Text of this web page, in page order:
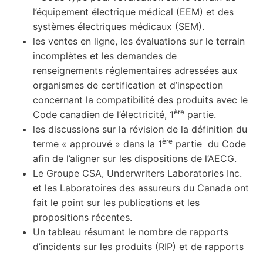
l’équipement électrique médical (EEM) et des
systèmes électriques médicaux (SEM).
les ventes en ligne, les évaluations sur le terrain
incomplètes et les demandes de
renseignements réglementaires adressées aux
organismes de certification et d’inspection
concernant la compatibilité des produits avec le
Code canadien de l’électricité, 1ère partie.
les discussions sur la révision de la définition du
terme « approuvé » dans la 1ère partie du Code
afin de l’aligner sur les dispositions de l’AECG.
Le Groupe CSA, Underwriters Laboratories Inc.
et les Laboratoires des assureurs du Canada ont
fait le point sur les publications et les
propositions récentes.
Un tableau résumant le nombre de rapports
d’incidents sur les produits (RIP) et de rapports